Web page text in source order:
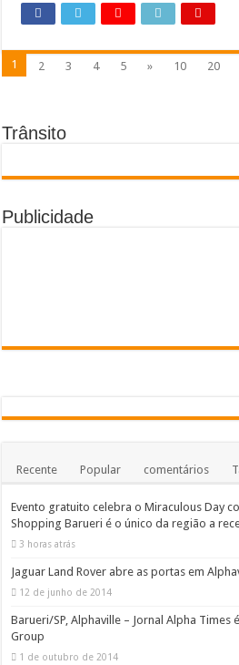
1 2 3 4 5 » 10 20
Trânsito
Publicidade
Recente Popular comentários
Evento gratuito celebra o Miraculous Day
Shopping Barueri é o único da região a
3 horas atrás
Jaguar Land Rover abre as portas em
12 de junho de 2014
Barueri/SP, Alphaville – Jornal Alpha Times
Group
1 de outubro de 2014